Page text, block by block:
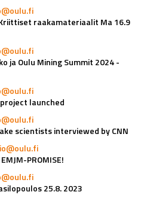
raakamateriaalit Ma 16.9
ja Oulu Mining Summit 2024 -
launched
scientists interviewed by CNN
PROMISE!
25.8. 2023